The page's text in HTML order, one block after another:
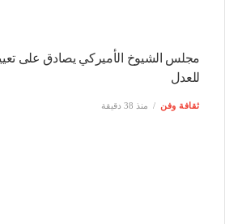
مجلس الشيوخ الأميركي يصادق على
للعدل
ثقافة وفن منذ 38 دقيقة